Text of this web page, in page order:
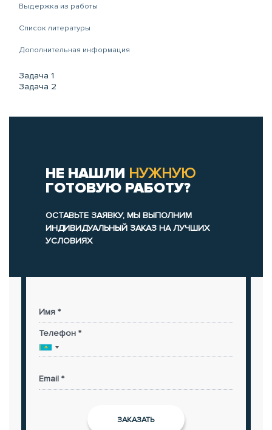
Выдержка из работы
Список литературы
Дополнительная информация
Задача 1
Задача 2
НЕ НАШЛИ НУЖНУЮ
ГОТОВУЮ РАБОТУ?
ОСТАВЬТЕ ЗАЯВКУ, МЫ ВЫПОЛНИМ
ИНДИВИДУАЛЬНЫЙ ЗАКАЗ НА ЛУЧШИХ
УСЛОВИЯХ
Имя *
Телефон *
Email *